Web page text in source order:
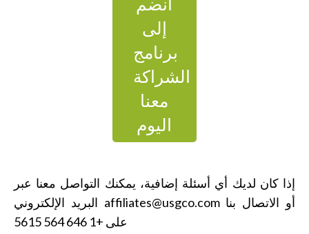
إلى
برنامج
الشراكة
معنا
اليوم
إذا كان لديك أي أسئلة إضافية، يمكنك التواصل معنا عبر
affiliates@usgco.comأو الاتصال بنا
على +1 646 564 5615